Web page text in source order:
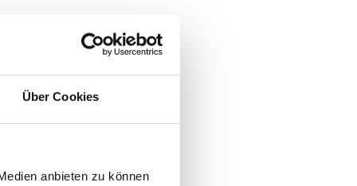
Über Cookies
anbieten zu können